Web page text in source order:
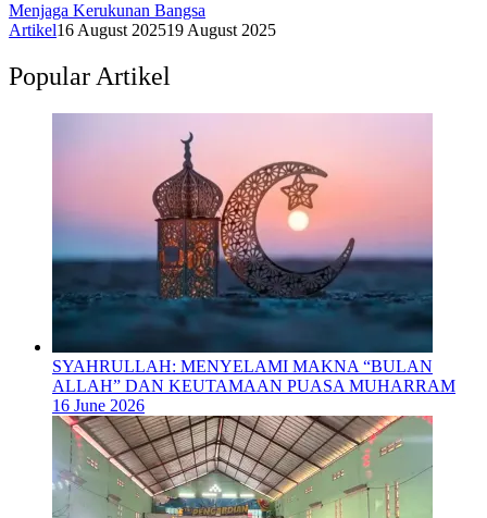
Menjaga Kerukunan Bangsa
Artikel16 August 202519 August 2025
Popular Artikel
SYAHRULLAH: MENYELAMI MAKNA “BULAN
ALLAH” DAN KEUTAMAAN PUASA MUHARRAM
16 June 2026